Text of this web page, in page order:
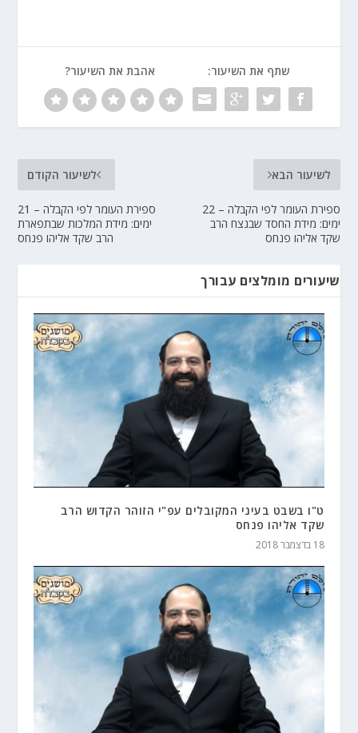
שתף את השיעור: אהבת את השיעור?
לשיעור הקודם
ספירת העומר לפי הקבלה – 21
ימים: מידת המלכות שבתפארת
הרב שקד אליהו פנחס
לשיעור הבא
ספירת העומר לפי הקבלה – 22
ימים: מידת החסד שבנצח הרב
שקד אליהו פנחס
שיעורים מומלצים עבורך
ט"ו בשבט בעיני המקובלים עפ"י הזוהר הקדוש הרב
שקד אליהו פנחס
18 בדצמבר 2018